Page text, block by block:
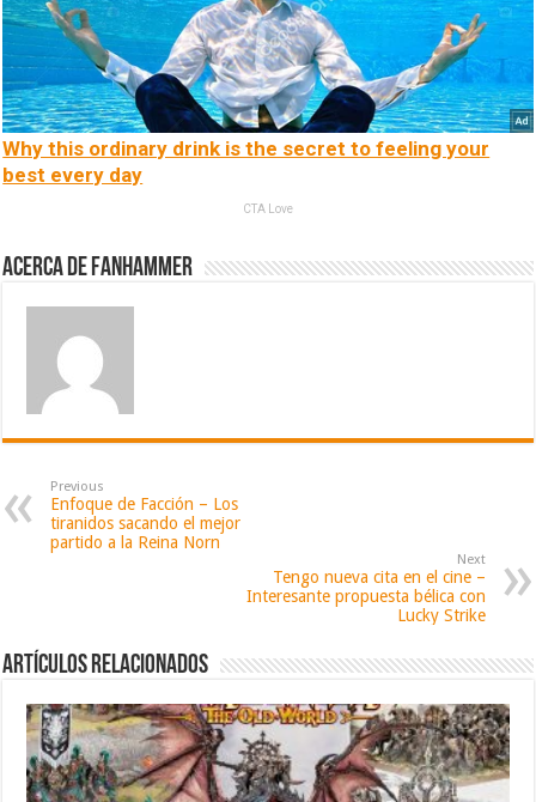
Why this ordinary drink is the secret to feeling your
best every day
CTA Love
Acerca de fanhammer
Previous
Enfoque de Facción – Los
tiranidos sacando el mejor
partido a la Reina Norn
Next
Tengo nueva cita en el cine –
Interesante propuesta bélica con
Lucky Strike
Artículos relacionados